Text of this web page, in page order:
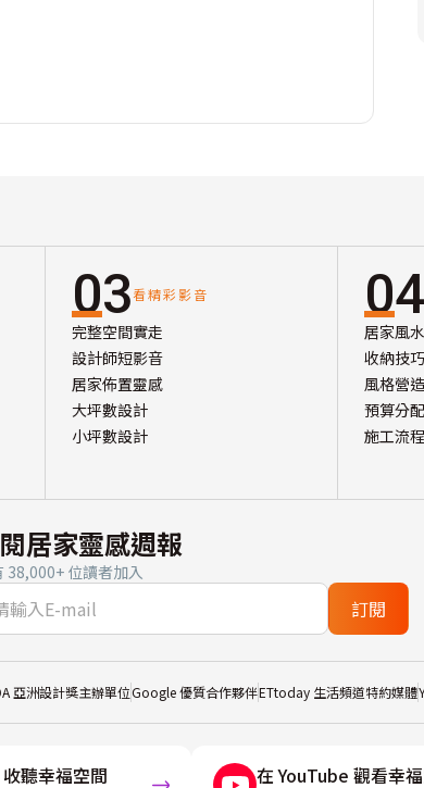
03看精彩影音
完整空間實走
設計師短影音
居家佈置靈感
大坪數設計
小坪數設計
04
居家風水
收納技巧
風格營造
預算分配
施工流程
居家靈感週報
38,000+ 位讀者加入
訂閱
亞洲設計獎主辦單位Google 優質合作夥伴ETtoday 生活頻道特約媒體
聽幸福空間 在 YouTube 觀看幸